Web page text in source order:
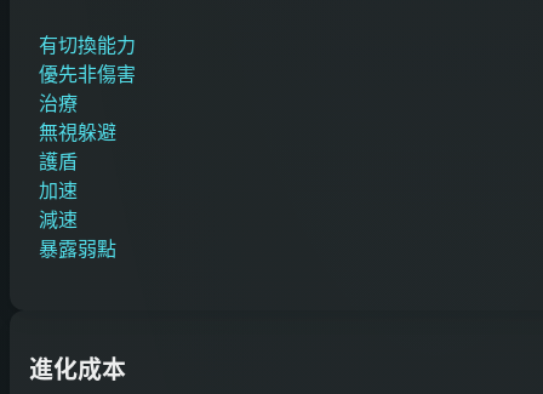
有切換能力
優先非傷害
治療
無視躲避
護盾
加速
減速
暴露弱點
進化成本